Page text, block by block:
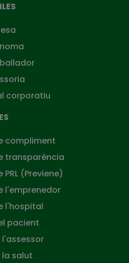
corporatiu
compliment
transparència
PRL (Previene)
l'emprenedor
l'hospital
pacient
l'assessor
la salut